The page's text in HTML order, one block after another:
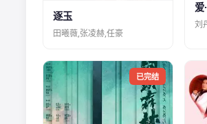
逐玉
田曦薇,张凌赫,任豪
爱
刘
已完结